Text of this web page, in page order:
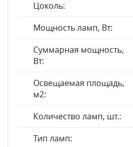
Цоколь:
Мощность ламп, Вт:
Суммарная мощность,
Вт:
Освещаемая площадь,
м2:
Количество ламп, шт.:
Тип ламп: